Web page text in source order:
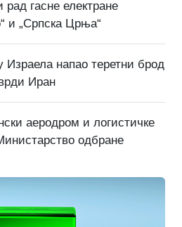
гасне електране
и „Српска Црња“
Израела напао теретни брод
Иран
аеродром и логистичке
одбране